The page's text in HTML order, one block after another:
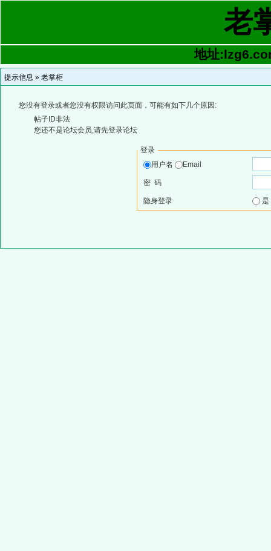
老
地址
提示信息 » 老掌柜
您没有登录或者您没有权限访问此页面，可能有如下几个原因:
帖子ID非法
您还不是论坛会员,请先登录论坛
登录
用户名
Email
密 码
隐身登录